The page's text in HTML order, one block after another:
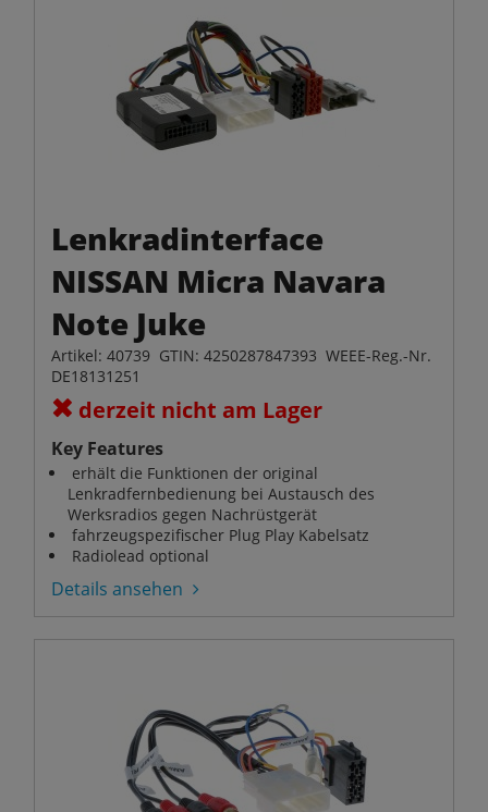
Lenkradinterface
NISSAN Micra Navara
Note Juke
Artikel: 40739 GTIN: 4250287847393 WEEE-Reg.-Nr.
DE18131251
derzeit nicht am Lager
Key Features
erhält die Funktionen der original
Lenkradfernbedienung bei Austausch des
Werksradios gegen Nachrüstgerät
fahrzeugspezifischer Plug Play Kabelsatz
Radiolead optional
Details ansehen